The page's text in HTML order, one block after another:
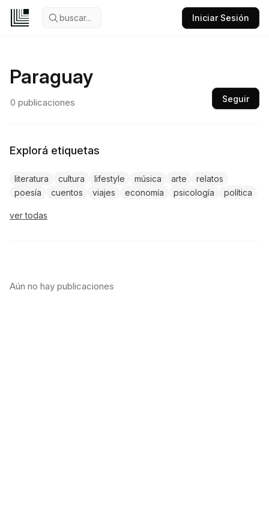
buscar... Iniciar Sesión
Paraguay
0 publicaciones Seguir
Aún no hay publicaciones
Explorá etiquetas
literatura cultura lifestyle música arte
relatos
poesía
cuentos viajes economía psicología política
ver todas